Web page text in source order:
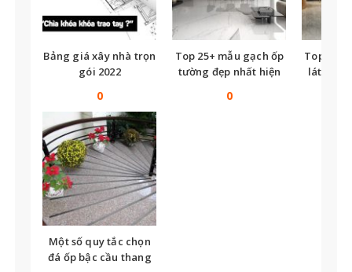
Bảng giá xây nhà trọn
gói 2022
0
Top 25+ mẫu gạch ốp
tường đẹp nhất hiện
0
Top
lát nền
Một số quy tắc chọn
đá ốp bậc cầu thang